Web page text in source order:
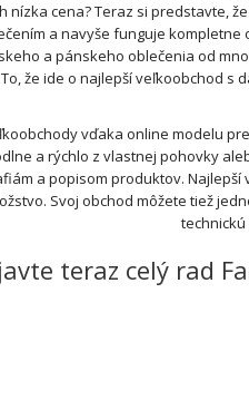
nízka cena? Teraz si predstavte,
a navyše funguje
a pánskeho oblečenia od
že ide o najlepší veľkoobchod s
vďaka online modelu
a rýchlo z vlastnej pohovky
a popisom produktov.
Svoj obchod môžete tiež
teraz celý rad